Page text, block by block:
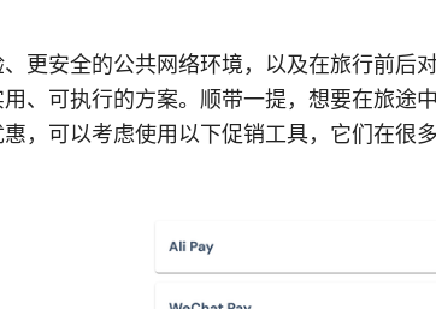
更安全的公共网络环境，以及在旅行前后
、可执行的方案。顺带一提，想要在旅途
，可以考虑使用以下促销工具，它们在很